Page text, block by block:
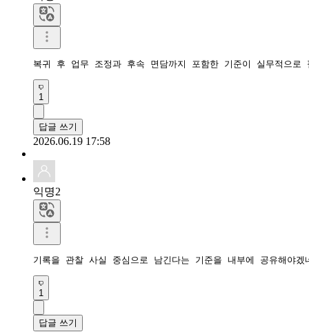
복귀 후 업무 조정과 후속 면담까지 포함한 기준이 실무적으
1
답글 쓰기
2026.06.19 17:58
익명2
기록을 관찰 사실 중심으로 남긴다는 기준을 내부에 공유해야겠
1
답글 쓰기